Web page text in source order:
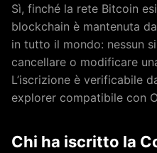
Sì, finché la rete Bitcoin
blockchain è mantenuta
in tutto il mondo: nessun
cancellare o modificare
L’iscrizione è verificabile
explorer compatibile con
Chi ha iscritto la